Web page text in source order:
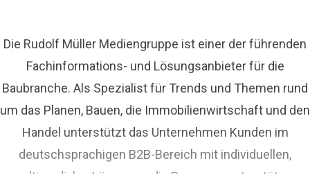
Die Rudolf Müller Mediengruppe ist einer der führenden
Fachinformations- und Lösungsanbieter für die
Baubranche. Als Spezialist für Trends und Themen rund
um das Planen, Bauen, die Immobilienwirtschaft und den
Handel unterstützt das Unternehmen Kunden im
deutschsprachigen B2B-Bereich mit individuellen,